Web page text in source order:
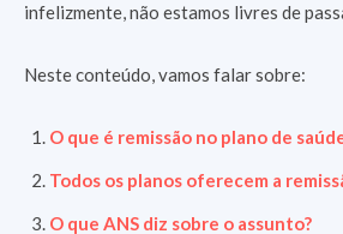
infelizmente, não estamos livres de
Neste conteúdo, vamos falar sobre:
O que é remissão no plano de
Todos os planos oferecem a
O que ANS diz sobre o assunto?